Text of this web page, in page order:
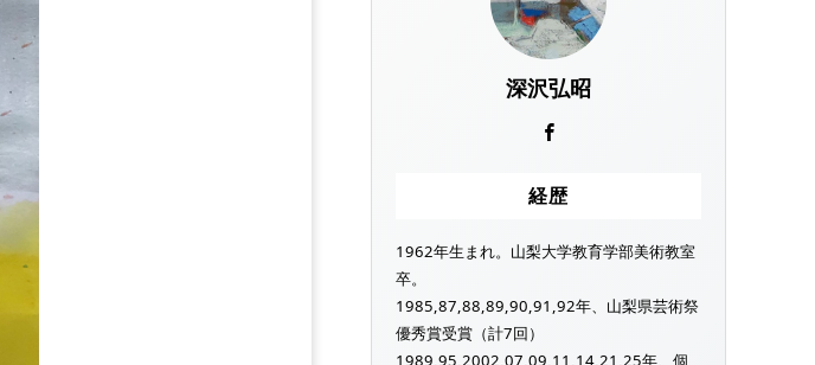
深沢弘昭
経歴
1962年生まれ。山梨大学教育学部美術教室
卒。
1985,87,88,89,90,91,92年、山梨県芸術祭
優秀賞受賞（計7回）
1989,95,2002,07,09,11,14,21,25年、個